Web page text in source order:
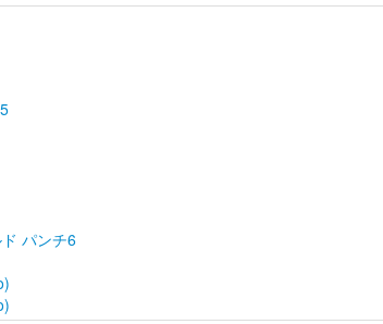
パンチ6